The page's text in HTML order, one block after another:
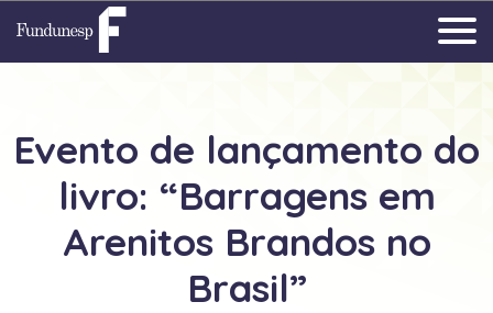
Evento de lançamento do
livro: “Barragens em
Arenitos Brandos no
Brasil”